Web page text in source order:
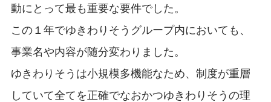
動にとって最も重要な要件でした。
この１年でゆきわりそうグループ内においても、
事業名や内容が随分変わりました。
ゆきわりそうは小規模多機能なため、制度が重層
していて全てを正確でなおかつゆきわりそうの理